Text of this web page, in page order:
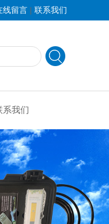
线留言 | 联系我们
系我们